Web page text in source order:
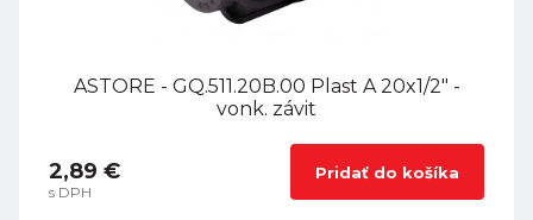
ASTORE - GQ.511.20B.00 Plast A 20x1/2" -
vonk. závit
2,89 €
s DPH
Pridať do košíka